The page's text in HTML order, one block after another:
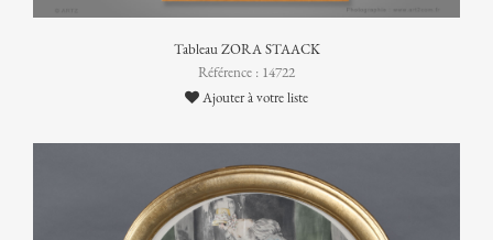
Tableau ZORA STAACK
Référence : 14722
Ajouter à votre liste